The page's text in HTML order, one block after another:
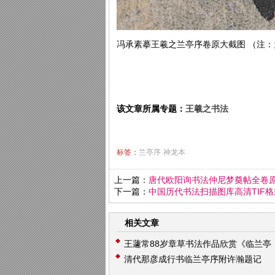
冯承素摹王羲之兰亭序卷原大截图 （注
该文章所属专题： 王羲之书法
标签： 兰亭序 神龙本
上一篇： 唐代欧阳询书法仲尼梦奠帖全卷
下一篇： 中国历代书法扫描图库高清TIF
相关文章
王蘧常88岁章草书法作品欣赏《临兰亭
序》
清代那彦成行书临兰亭序附许瀚题记